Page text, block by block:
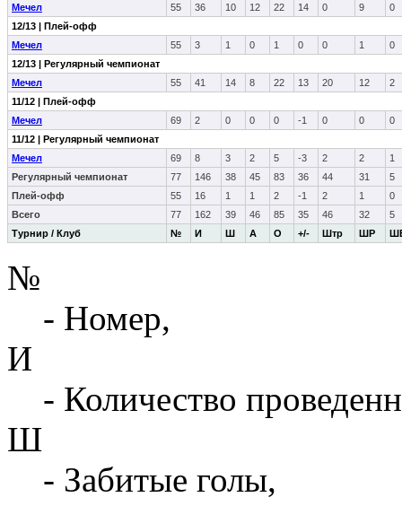
Турнир / Клуб № И Ш А О +/- Штр ШР
Мечел
55 36 10 12 22 14 0 9
0
12/13 | Плей-офф
Мечел
55 3 1 0 1 0 0 1
0
12/13 | Регулярный чемпионат
Мечел
55 41 14 8 22 13 20 12
2
11/12 | Плей-офф
Мечел
69 2 0 0 0 -1 0 0
0
11/12 | Регулярный чемпионат
Мечел
69 8 3 2 5 -3 2 2
1
Регулярный чемпионат
77 146 38 45 83 36 44 31
5
Плей-офф
55 16 1 1 2 -1 2 1
0
Всего
77 162 39 46 85 35 46 32 5
№
- Номер,
И
- Количество
Ш
- Забитые голы,